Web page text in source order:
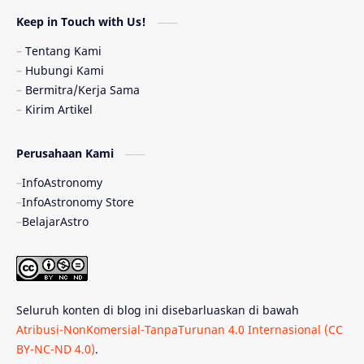
Quasar
TanyaAstro
Enseladus Gelombang Gravitasi
Indonesia Kerdil Putih
Olimpiade Sains Nasional
Bumi Super GBT18 Hilal
Katai Cokelat
Keep in Touch with Us!
Tentang Kami
Hubungi Kami
Bermitra/Kerja Sama
Kirim Artikel
Perusahaan Kami
InfoAstronomy
InfoAstronomy Store
BelajarAstro
Seluruh konten di blog ini disebarluaskan di bawah
Atribusi-NonKomersial-TanpaTurunan 4.0 Internasional (CC
BY-NC-ND 4.0).